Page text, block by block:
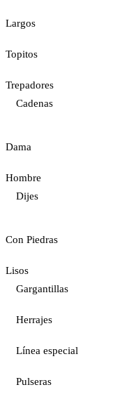
Largos
Topitos
Trepadores
Cadenas
Dama
Hombre
Dijes
Con Piedras
Lisos
Gargantillas
Herrajes
Línea especial
Pulseras